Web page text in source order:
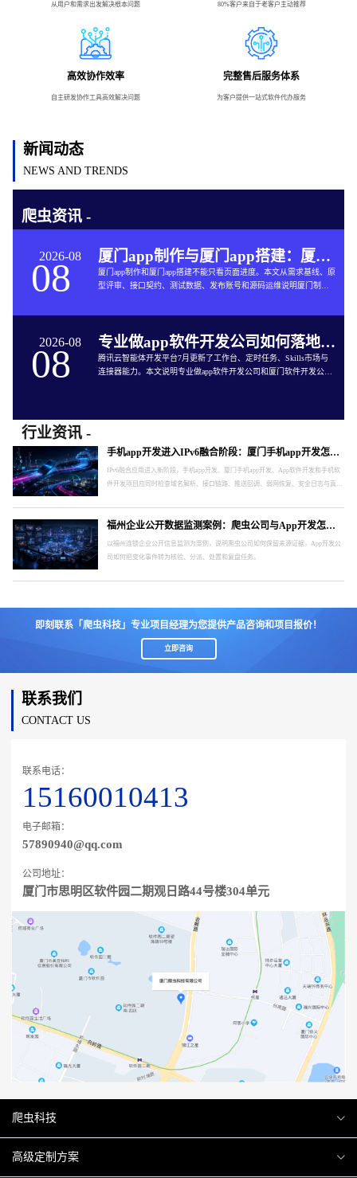
从用户和需求出发解决根本问题 80%客户来自于老客户主动推荐
高效协作效率
自主研发协作工具高效解决问题
完整售后服务体系
为客户提供一站式软件代办服务
新闻动态
NEWS AND TRENDS
爬虫资讯 -
2026-08
08 厦门app制作与厦门app搭建：厦门App开发的六个交付关口
厦门app制作和厦门app搭建不能只看页面进度。本文从需求基线、原
型评审、接口契约、测试数据、发布账号和源码运维说明厦门制作
2026-08
08 专业做app软件开发公司如何落地企业智能体工作台
腾讯云智能体开发平台7月更新了工作台、定时任务、Skills市场与
连接器能力。本文说明专业做app软件开发公司和厦门软件开发公司
行业资讯 -
手机app开发进入IPv6融合阶段：厦门手机app开发怎样验收真实网络
IPv6融合应用进入新阶段，手机app开发、厦门手机app开发、App软件开发和手机软
件开发项目应同时检查域名解析、接口链路、推送回调、弱网恢复、安全日志与真实
福州企业公开数据监测案例：爬虫公司与App开发怎样形成处置闭环
以福州连锁企业公开信息监测为案例，说明爬虫公司如何保留来源证据，App开发公
司如何把变化事件转为核验、分派、处置和复盘任务。
即刻联系「爬虫科技」专业项目经理为您提供产品咨询和项目报价！
立即咨询
联系我们
CONTACT US
联系电话：
15160010413
电子邮箱：
57890940@qq.com
公司地址：
厦门市思明区软件园二期观日路44号楼304单元
爬虫科技
爬虫案例
高级定制方案